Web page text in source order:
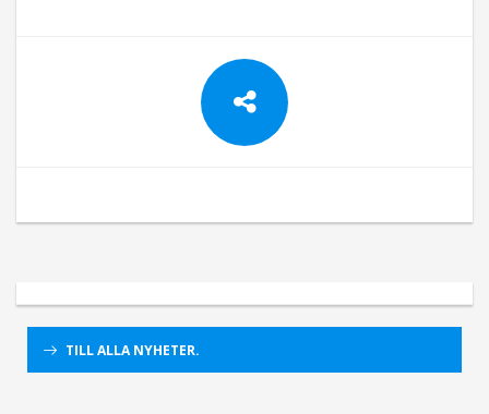
TILL ALLA NYHETER.